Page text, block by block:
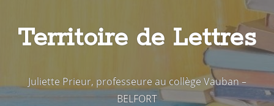
Territoire de Lettres
Juliette Prieur, professeure au collège Vauban –
BELFORT